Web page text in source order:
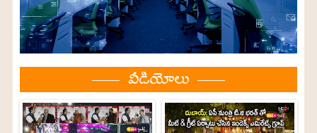
వీడియోలు